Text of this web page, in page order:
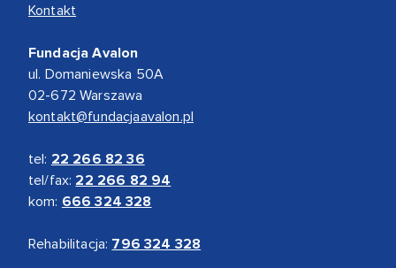
Kontakt
Fundacja Avalon
ul. Domaniewska 50A
02-672 Warszawa
kontakt@fundacjaavalon.pl
tel: 22 266 82 36
tel/fax: 22 266 82 94
kom: 666 324 328
Rehabilitacja: 796 324 328